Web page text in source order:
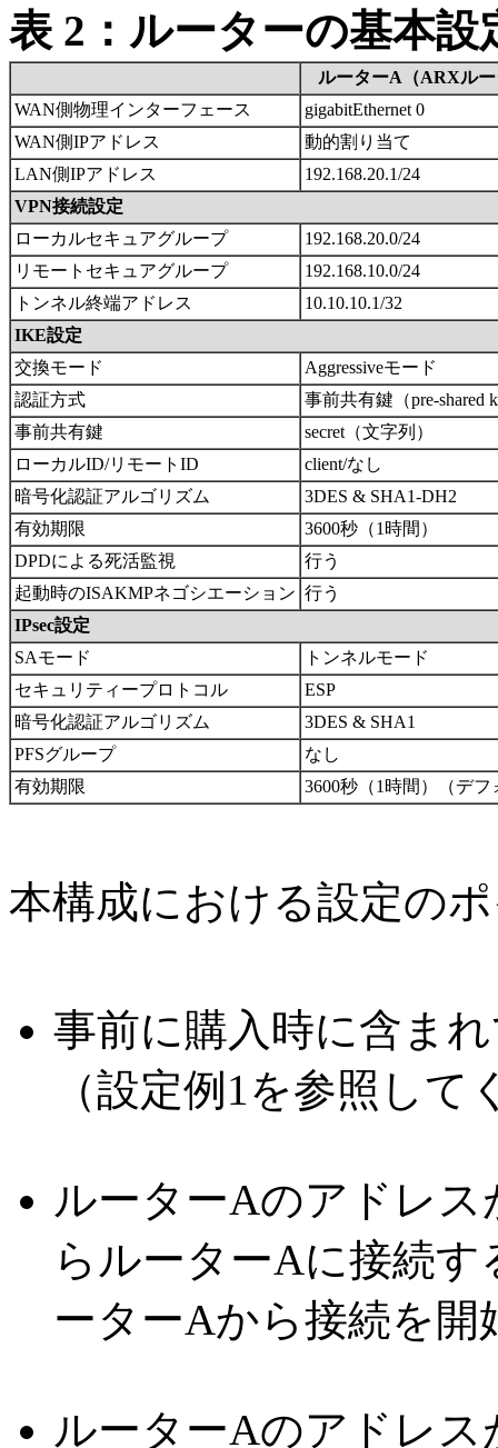
表 2：ルーターの基本設
ルーターA（ARXル
WAN側物理インターフェース
gigabitEthernet 0
WAN側IPアドレス
動的割り当て
LAN側IPアドレス
192.168.20.1/24
VPN接続設定
ローカルセキュアグループ
192.168.20.0/24
リモートセキュアグループ
192.168.10.0/24
トンネル終端アドレス
10.10.10.1/32
IKE設定
交換モード
Aggressiveモード
認証方式
事前共有鍵（pre-shared
事前共有鍵
secret（文字列）
ローカルID/リモートID
client/なし
暗号化認証アルゴリズム
3DES & SHA1-DH2
有効期限
3600秒（1時間）
DPDによる死活監視
行う
起動時のISAKMPネゴシエーション 行う
IPsec設定
SAモード
トンネルモード
セキュリティープロトコル
ESP
暗号化認証アルゴリズム
3DES & SHA1
PFSグループ
なし
有効期限
3600秒（1時間）（デフ
本構成における設定の
事前に購入時に含ま
（設定例1を参照して
ルーターAのアドレ
らルーターAに接続
ーターAから接続を
ルーターAのアドレ